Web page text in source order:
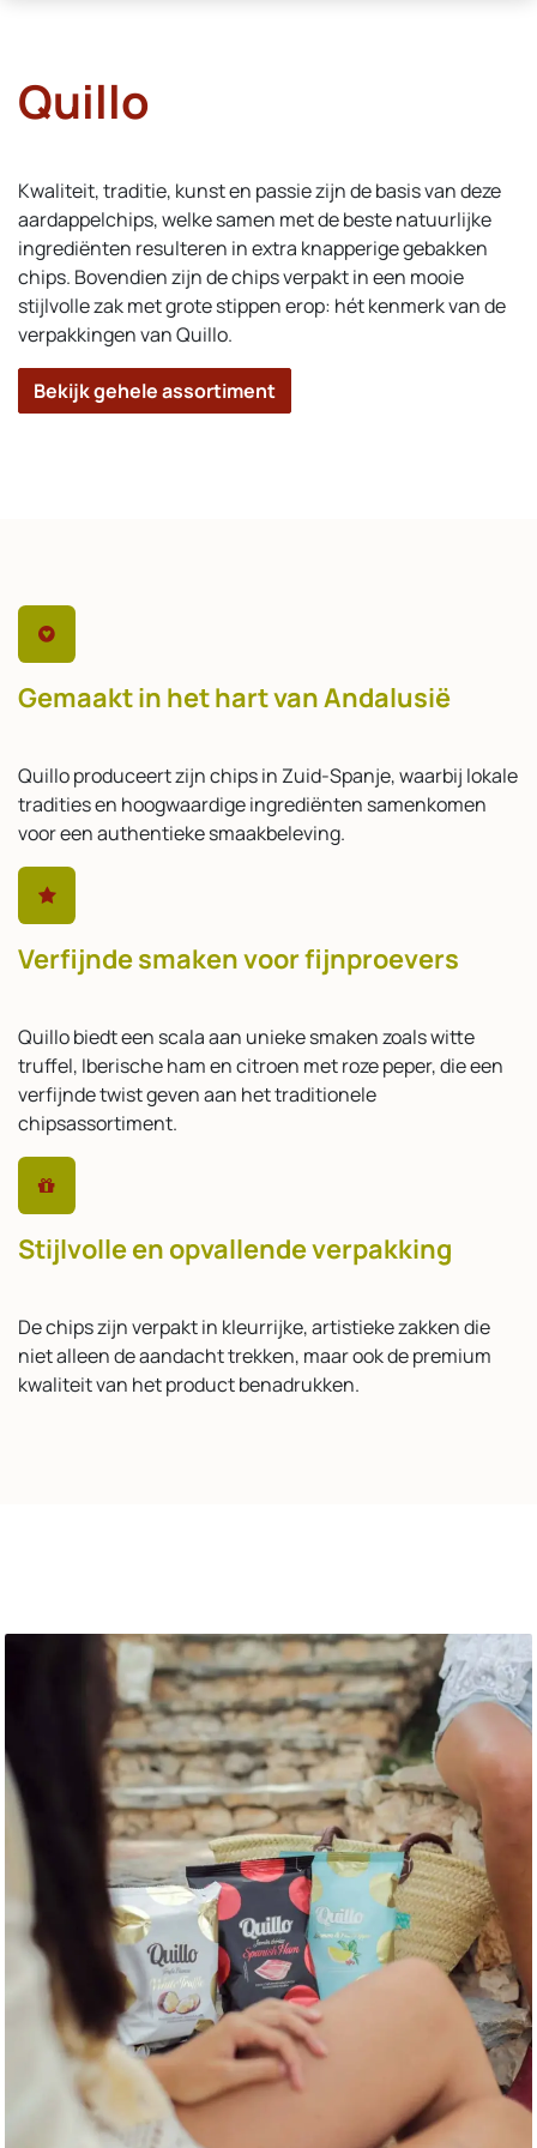
Quillo
Kwaliteit, traditie, kunst en passie zijn de basis van deze
aardappelchips, welke samen met de beste natuurlijke
ingrediënten resulteren in extra knapperige gebakken
chips. Bovendien zijn de chips verpakt in een mooie
stijlvolle zak met grote stippen erop: hét kenmerk van de
verpakkingen van Quillo.
Bekijk gehele assortiment
Gemaakt in het hart van Andalusië
Quillo produceert zijn chips in Zuid-Spanje, waarbij lokale
tradities en hoogwaardige ingrediënten samenkomen
voor een authentieke smaakbeleving.
Verfijnde smaken voor fijnproevers
Quillo biedt een scala aan unieke smaken zoals witte
truffel, Iberische ham en citroen met roze peper, die een
verfijnde twist geven aan het traditionele
chipsassortiment.
Stijlvolle en opvallende verpakking
De chips zijn verpakt in kleurrijke, artistieke zakken die
niet alleen de aandacht trekken, maar ook de premium
kwaliteit van het product benadrukken.